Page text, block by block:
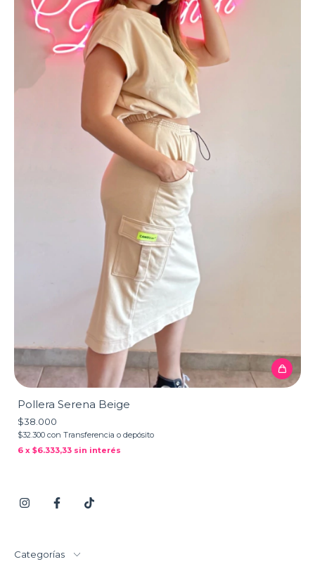
Pollera Serena Beige
$38.000
$32.300 con Transferencia o depósito
6 x $6.333,33 sin interés
Categorías